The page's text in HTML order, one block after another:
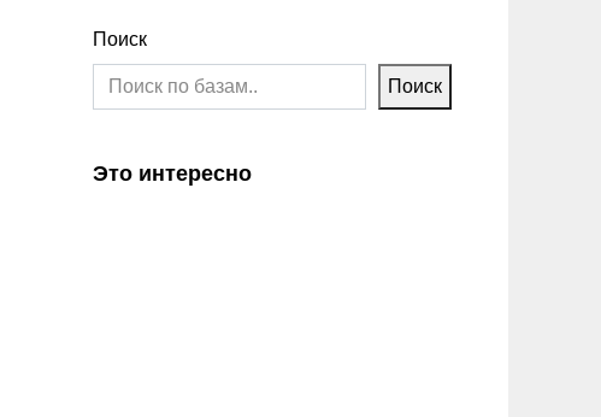
Поиск
Поиск
Это интересно